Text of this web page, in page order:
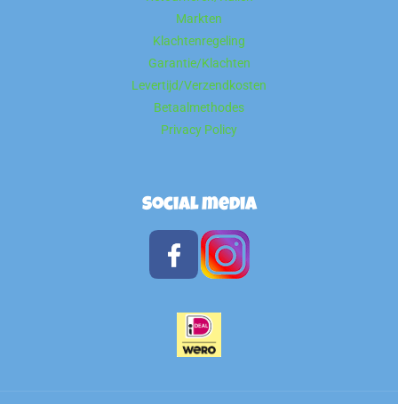
Markten
Klachtenregeling
Garantie/Klachten
Levertijd/Verzendkosten
Betaalmethodes
Privacy Policy
Social media